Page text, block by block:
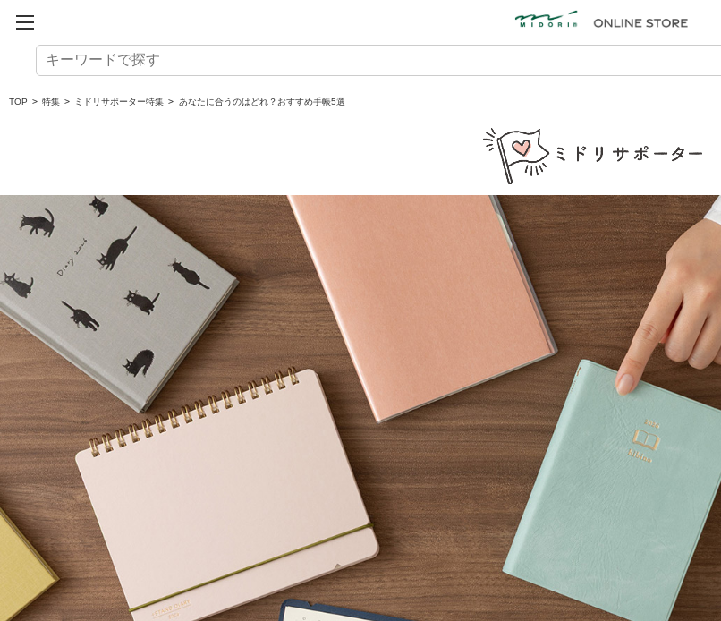
TOP > 特集 > ミドリサポーター特集 > あなたに合うのはどれ？おすすめ手帳5選